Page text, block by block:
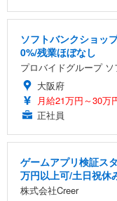
ソフトバンクショッ
0%/残業ほぼなし
プロバイドグループ
大阪府
月給21万円～30万
正社員
ゲームアプリ検証ス
万円以上可/土日祝休
株式会社Creer